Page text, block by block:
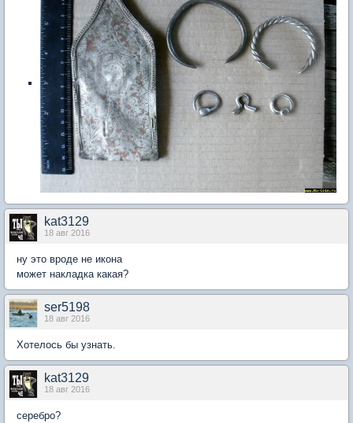
kat3129
18 авг 2016
ну это вроде не икона
может накладка какая?
ser5198
18 авг 2016
Хотелось бы узнать.
kat3129
18 авг 2016
серебро?